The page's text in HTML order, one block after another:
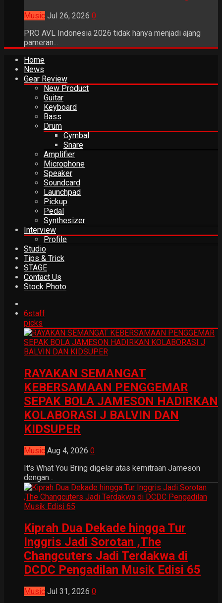
Music Jul 26, 2026 0
PRO AVL Indonesia 2026 tidak hanya menjadi ajang
pameran...
Home
News
Gear Review
New Product
Guitar
Keyboard
Bass
Drum
Cymbal
Snare
Amplifier
Microphone
Speaker
Soundcard
Launchpad
Pickup
Pedal
Synthesizer
Interview
Profile
Studio
Tips & Trick
STAGE
Contact Us
Stock Photo
6staff
picks
RAYAKAN SEMANGAT
KEBERSAMAAN PENGGEMAR
SEPAK BOLA JAMESON HADIRKAN
KOLABORASI J BALVIN DAN
KIDSUPER
Music Aug 4, 2026 0
It's What You Bring digelar atas kemitraan Jameson
dengan...
Kiprah Dua Dekade hingga Tur
Inggris Jadi Sorotan ,The
Changcuters Jadi Terdakwa di
DCDC Pengadilan Musik Edisi 65
Music Jul 31, 2026 0